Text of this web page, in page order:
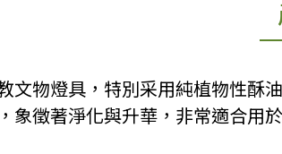
文物燈具，特別采用純植物性酥
象徵著淨化與升華，非常適合用